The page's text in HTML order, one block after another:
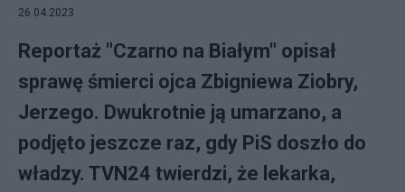
26.04.2023
Reportaż "Czarno na Białym" opisał
sprawę śmierci ojca Zbigniewa Ziobry,
Jerzego. Dwukrotnie ją umarzano, a
podjęto jeszcze raz, gdy PiS doszło do
władzy. TVN24 twierdzi, że lekarka,